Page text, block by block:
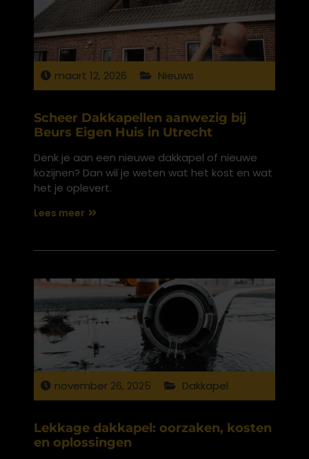
maart 12, 2026 Nieuws
Scheer Dakkapellen aanwezig bij
Beurs Eigen Huis in Utrecht
Denk je aan een nieuwe dakkapel of nieuwe
kozijnen? Dan wil je weten wat het kost en wat
het je oplevert.
Lees meer
november 26, 2025 Dakkapel
Lekkage dakkapel: oorzaken, kosten
en oplossingen